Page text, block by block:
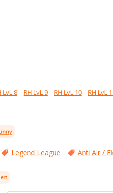
LvL 8 RH LvL 9 RH LvL 10 RH LvL
Legend League Anti Air /